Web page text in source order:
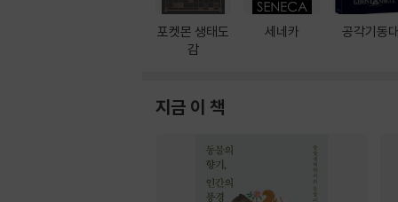
포켓몬 생태도
감
세네카 공각기동
지금 이 책